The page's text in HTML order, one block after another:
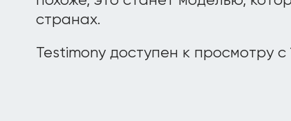
странах.
Testimony доступен к просмотру с